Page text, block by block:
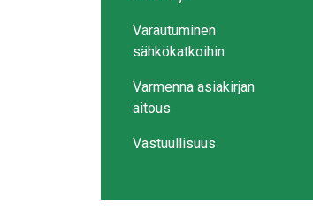
Varautuminen
sähkökatkoihin
Varmenna asiakirjan
aitous
Vastuullisuus